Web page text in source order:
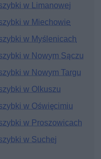
w Limanowej
w Miechowie
w Myślenicach
w Nowym Sączu
w Nowym Targu
w Olkuszu
w Oświęcimiu
w Proszowicach
w Suchej